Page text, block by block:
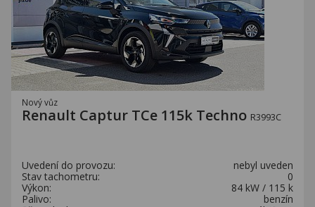
Nový vůz
Renault Captur TCe 115k Techno R3993C
Uvedení do provozu:
nebyl uveden
Stav tachometru:
0
Výkon:
84 kW / 115 k
Palivo:
benzín